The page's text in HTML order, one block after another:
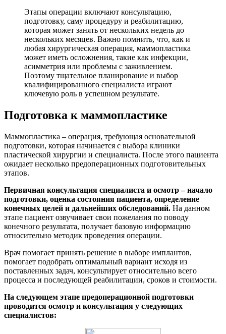
Этапы операции включают консультацию,
подготовку, саму процедуру и реабилитацию,
которая может занять от нескольких недель до
нескольких месяцев. Важно помнить, что, как и
любая хирургическая операция, маммопластика
может иметь осложнения, такие как инфекции,
асимметрия или проблемы с заживлением.
Поэтому тщательное планирование и выбор
квалифицированного специалиста играют
ключевую роль в успешном результате.
Подготовка к маммопластике
Маммопластика – операция, требующая основательной
подготовки, которая начинается с выбора клиники
пластической хирургии и специалиста. После этого пациента
ожидает несколько предоперационных подготовительных
этапов.
Первичная консультация специалиста и осмотр – начало
подготовки, оценка состояния пациента, определение
конечных целей и дальнейших обследований. На данном
этапе пациент озвучивает свои пожелания по поводу
конечного результата, получает базовую информацию
относительно методик проведения операции.
Врач помогает принять решение в выборе имплантов,
помогает подобрать оптимальный вариант исходя из
поставленных задач, консультирует относительно всего
процесса и последующей реабилитации, сроков и стоимости.
На следующем этапе предоперационной подготовки
проводится осмотр и консультация у следующих
специалистов: